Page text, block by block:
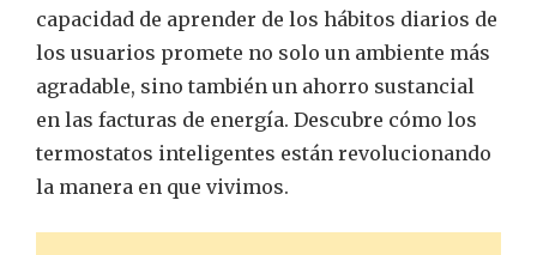
capacidad de aprender de los hábitos diarios de
los usuarios promete no solo un ambiente más
agradable, sino también un ahorro sustancial
en las facturas de energía. Descubre cómo los
termostatos inteligentes están revolucionando
la manera en que vivimos.